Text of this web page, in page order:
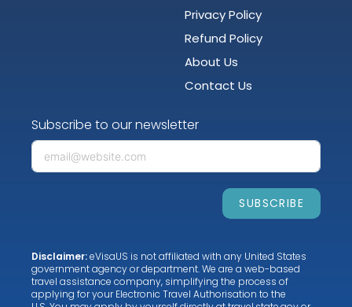
Privacy Policy
Refund Policy
About Us
Contact Us
Subscribe to our newsletter
SUBSCRIBE
Disclaimer:eVisaUS is not affiliated with any United States
government agency or department. We are a web-based
travel assistance company, simplifying the process of
applying for your Electronic Travel Authorisation to the